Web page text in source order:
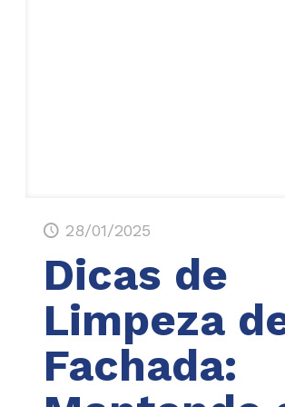
28/01/2025
Dicas de
Limpeza
Fachada: